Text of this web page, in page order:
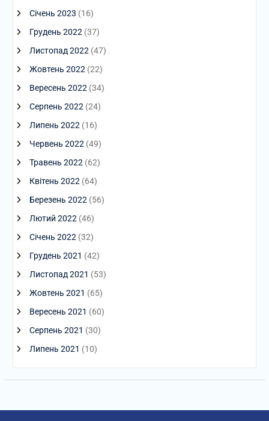
Січень 2023 (16)
Грудень 2022 (37)
Листопад 2022 (47)
Жовтень 2022 (22)
Вересень 2022 (34)
Серпень 2022 (24)
Липень 2022 (16)
Червень 2022 (49)
Травень 2022 (62)
Квітень 2022 (64)
Березень 2022 (56)
Лютий 2022 (46)
Січень 2022 (32)
Грудень 2021 (42)
Листопад 2021 (53)
Жовтень 2021 (65)
Вересень 2021 (60)
Серпень 2021 (30)
Липень 2021 (10)